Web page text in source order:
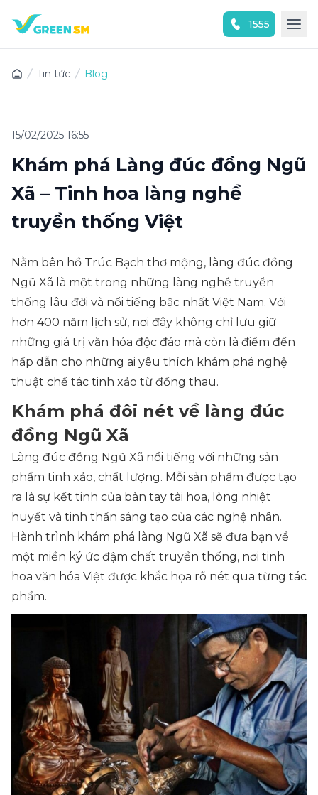
1555
Tin tức Blog
15/02/2025 16:55
Khám phá Làng đúc đồng Ngũ
Xã – Tinh hoa làng nghề
truyền thống Việt
Nằm bên hồ Trúc Bạch thơ mộng, làng đúc đồng
Ngũ Xã là một trong những làng nghề truyền
thống lâu đời và nổi tiếng bậc nhất Việt Nam. Với
hơn 400 năm lịch sử, nơi đây không chỉ lưu giữ
những giá trị văn hóa độc đáo mà còn là điểm đến
hấp dẫn cho những ai yêu thích khám phá nghệ
thuật chế tác tinh xảo từ đồng thau.
Khám phá đôi nét về làng đúc
đồng Ngũ Xã
Làng đúc đồng Ngũ Xã nổi tiếng với những sản
phẩm tinh xảo, chất lượng. Mỗi sản phẩm được tạo
ra là sự kết tinh của bàn tay tài hoa, lòng nhiệt
huyết và tinh thần sáng tạo của các nghệ nhân.
Hành trình khám phá làng Ngũ Xã sẽ đưa bạn về
một miền ký ức đậm chất truyền thống, nơi tinh
hoa văn hóa Việt được khắc họa rõ nét qua từng tác
phẩm.